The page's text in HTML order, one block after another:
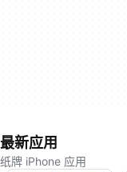
最新应用
纸牌 iPhone 应用